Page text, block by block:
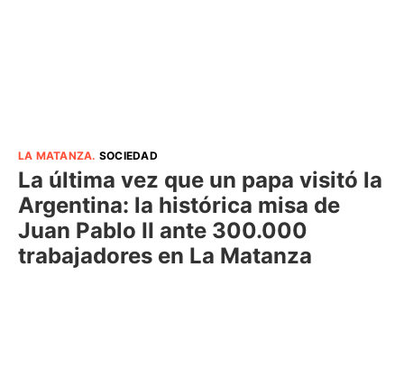
LA MATANZA. SOCIEDAD
La última vez que un papa visitó la
Argentina: la histórica misa de
Juan Pablo II ante 300.000
trabajadores en La Matanza